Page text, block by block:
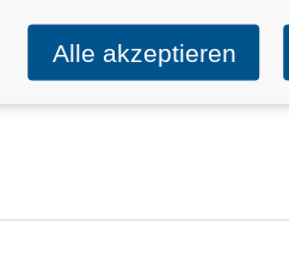
Alle akzeptieren